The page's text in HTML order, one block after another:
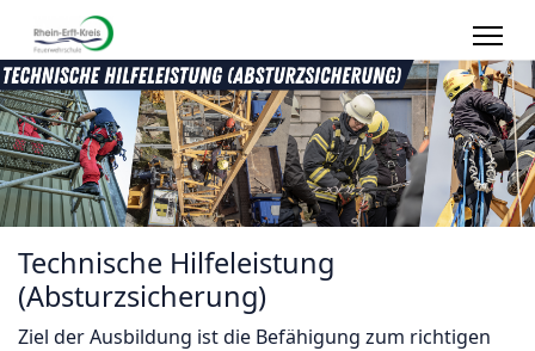
Technische Hilfeleistung
(Absturzsicherung)
Ziel der Ausbildung ist die Befähigung zum richtigen